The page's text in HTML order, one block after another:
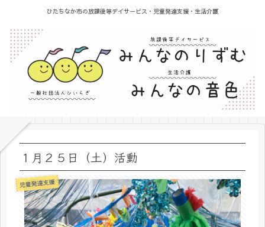
ひたちなか市の放課後等デイサービス・児童発達支援・生活介護
１月２５日（土）活動
児童発達支援